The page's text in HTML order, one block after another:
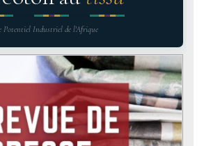
Potentiel Industriel de l'Afrique